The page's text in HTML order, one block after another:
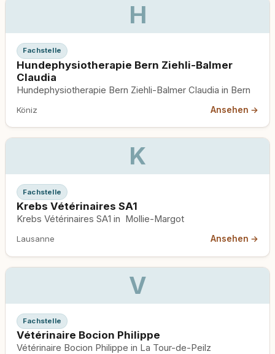
H
Fachstelle
Hundephysiotherapie Bern Ziehli-Balmer
Claudia
Hundephysiotherapie Bern Ziehli-Balmer Claudia in Bern
Köniz Ansehen →
K
Fachstelle
Krebs Vétérinaires SA1
Krebs Vétérinaires SA1 in Mollie-Margot
Lausanne Ansehen →
V
Fachstelle
Vétérinaire Bocion Philippe
Vétérinaire Bocion Philippe in La Tour-de-Peilz